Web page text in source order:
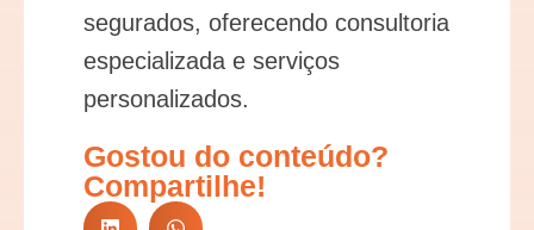
segurados, oferecendo consultoria
especializada e serviços
personalizados.
Gostou do conteúdo?
Compartilhe!